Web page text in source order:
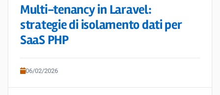
Multi-tenancy in Laravel:
strategie di isolamento dati per
SaaS PHP
06/02/2026